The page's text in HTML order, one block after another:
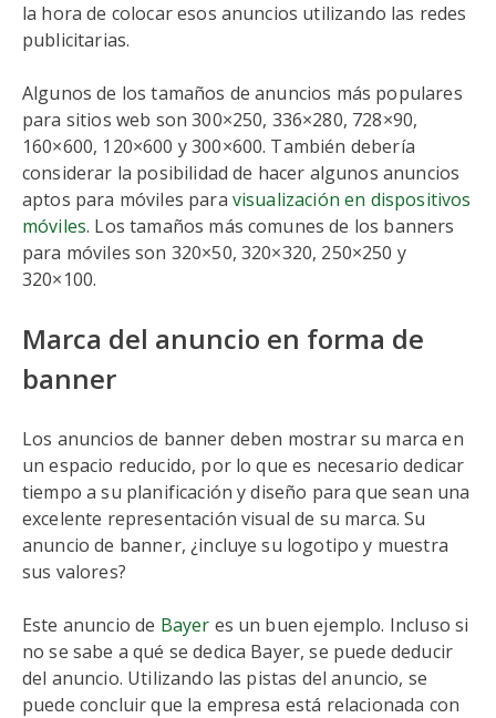
la hora de colocar esos anuncios utilizando las redes
publicitarias.
Algunos de los tamaños de anuncios más populares
para sitios web son 300×250, 336×280, 728×90,
160×600, 120×600 y 300×600. También debería
considerar la posibilidad de hacer algunos anuncios
aptos para móviles para visualización en dispositivos
móviles. Los tamaños más comunes de los banners
para móviles son 320×50, 320×320, 250×250 y
320×100.
Marca del anuncio en forma de
banner
Los anuncios de banner deben mostrar su marca en
un espacio reducido, por lo que es necesario dedicar
tiempo a su planificación y diseño para que sean una
excelente representación visual de su marca. Su
anuncio de banner, ¿incluye su logotipo y muestra
sus valores?
Este anuncio de Bayer es un buen ejemplo. Incluso si
no se sabe a qué se dedica Bayer, se puede deducir
del anuncio. Utilizando las pistas del anuncio, se
puede concluir que la empresa está relacionada con